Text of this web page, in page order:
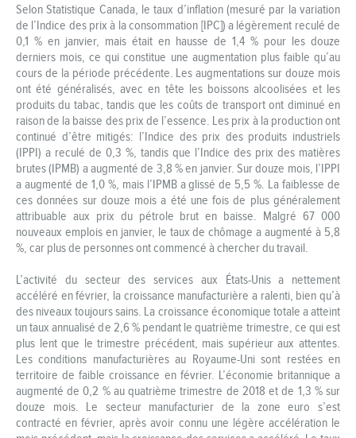
Selon Statistique Canada, le taux d’inflation (mesuré par la variation
de l’Indice des prix à la consommation [IPC]) a légèrement reculé de
0,1 % en janvier, mais était en hausse de 1,4 % pour les douze
derniers mois, ce qui constitue une augmentation plus faible qu’au
cours de la période précédente. Les augmentations sur douze mois
ont été généralisés, avec en tête les boissons alcoolisées et les
produits du tabac, tandis que les coûts de transport ont diminué en
raison de la baisse des prix de l’essence. Les prix à la production ont
continué d’être mitigés: l’Indice des prix des produits industriels
(IPPI) a reculé de 0,3 %, tandis que l’Indice des prix des matières
brutes (IPMB) a augmenté de 3,8 % en janvier. Sur douze mois, l’IPPI
a augmenté de 1,0 %, mais l’IPMB a glissé de 5,5 %. La faiblesse de
ces données sur douze mois a été une fois de plus généralement
attribuable aux prix du pétrole brut en baisse. Malgré 67 000
nouveaux emplois en janvier, le taux de chômage a augmenté à 5,8
%, car plus de personnes ont commencé à chercher du travail.
L’activité du secteur des services aux États-Unis a nettement
accéléré en février, la croissance manufacturière a ralenti, bien qu’à
des niveaux toujours sains. La croissance économique totale a atteint
un taux annualisé de 2,6 % pendant le quatrième trimestre, ce qui est
plus lent que le trimestre précédent, mais supérieur aux attentes.
Les conditions manufacturières au Royaume-Uni sont restées en
territoire de faible croissance en février. L’économie britannique a
augmenté de 0,2 % au quatrième trimestre de 2018 et de 1,3 % sur
douze mois. Le secteur manufacturier de la zone euro s’est
contracté en février, après avoir connu une légère accélération le